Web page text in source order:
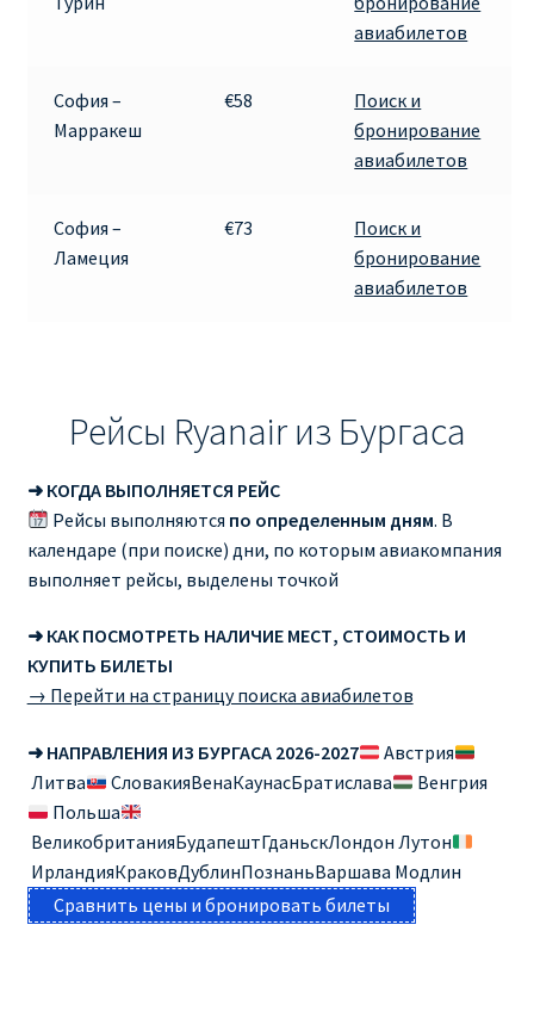
авиабилетов
София –
Марракеш
€58
Поиск и
бронирование
авиабилетов
София –
Ламеция
€73
Поиск и
бронирование
авиабилетов
Рейсы Ryanair из Бургаса
➜ КОГДА ВЫПОЛНЯЕТСЯ РЕЙС
Рейсы выполняются по определенным дням. В
календаре (при поиске) дни, по которым авиакомпания
выполняет рейсы, выделены точкой
➜ КАК ПОСМОТРЕТЬ НАЛИЧИЕ МЕСТ, СТОИМОСТЬ И
КУПИТЬ БИЛЕТЫ
→ Перейти на страницу поиска авиабилетов
➜ НАПРАВЛЕНИЯ ИЗ БУРГАСА 2026-2027
Австрия
Литва
СловакияВенаКаунасБратислава
Венгрия
Польша
ВеликобританияБудапештГданьскЛондон Лутон
ИрландияКраковДублинПознаньВаршава Модлин
Сравнить цены и бронировать билеты